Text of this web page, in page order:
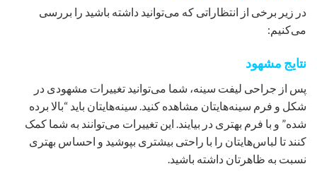
در زیر برخی از انتظاراتی که می‌توانید داشته باشید را بررسی
می‌کنیم:
نتایج مشهود
پس از جراحی لیفت سینه، شما می‌توانید تغییرات مشهودی در
شکل و فرم سینه‌هایتان مشاهده کنید. سینه‌هایتان باید “بالا برده
شده” و با فرم بهتری در بیایند. این تغییرات می‌توانند به شما کمک
کنند تا لباس‌هایتان را با راحتی بیشتری بپوشید و احساس بهتری
نسبت به ظاهرتان داشته باشید.